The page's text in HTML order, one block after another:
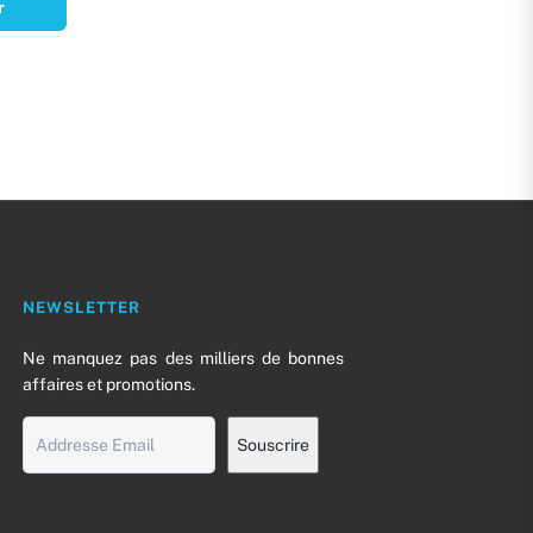
NEWSLETTER
Ne manquez pas des milliers de bonnes
affaires et promotions.